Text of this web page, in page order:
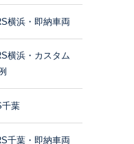
横浜・即納車両
横浜・カスタム
千葉
千葉・即納車両